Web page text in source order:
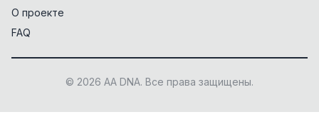
О проекте
FAQ
© 2026 AA DNA. Все права защищены.